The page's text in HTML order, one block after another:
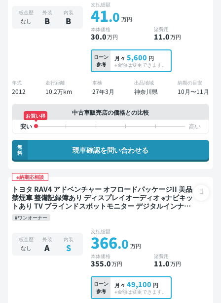
板金歴
なし
外装
B
内装
B
支払総額
41.0 万円
本体価格
30.0万円
諸費用
11.0万円
ローン
参考
月々 5,600 円
※金額は変更できます。
年式
2012
走行距離
10.2万km
車検
27年3月
出品地域
神奈川県
納期の目安
10月〜11月
中古車販売店の価格との比較
お買い得
無
料
現車確認を問い合わせる
※納期応相談
トヨタ RAV4 アドベンチャー オフロードパッケージII 美品
禁煙車 整備記録簿あり ディスプレイオーディオ ※ナビキッ
トあり TV ブラインドスポットモニター デジタルインナー
ミラー オートクルーズ スマートキー ETC バックモニター
ドライブレコーダー 衝突軽減
#ワンオーナー
板金歴
なし
外装
A
内装
S
支払総額
366.0 万円
本体価格
355.0万円
諸費用
11.0万円
ローン
参考
月々 49,100 円
※金額は変更できます。